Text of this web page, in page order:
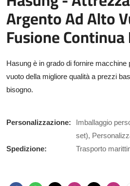
Argento Ad Alto
Fusione
Hasung è in grado di fornire
vuoto della migliore qualità a prezzi
bisogno.
Personalizzazione:
Imballaggio
set),
Spedizione:
Trasporto